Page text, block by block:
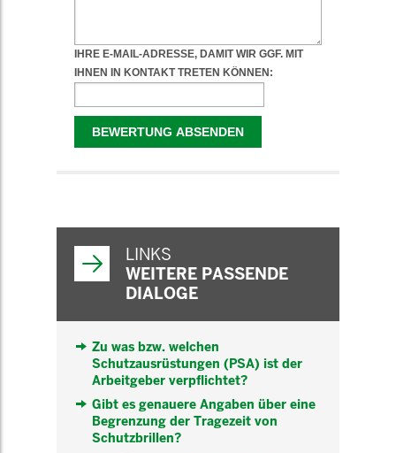
LINKS
WEITERE PASSENDE
DIALOGE
Zu was bzw. welchen
Schutzausrüstungen (PSA) ist der
Arbeitgeber verpflichtet?
Gibt es genauere Angaben über eine
Begrenzung der Tragezeit von
Schutzbrillen?